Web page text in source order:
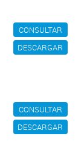
CONSULTAR
DESCARGAR
CONSULTAR
DESCARGAR